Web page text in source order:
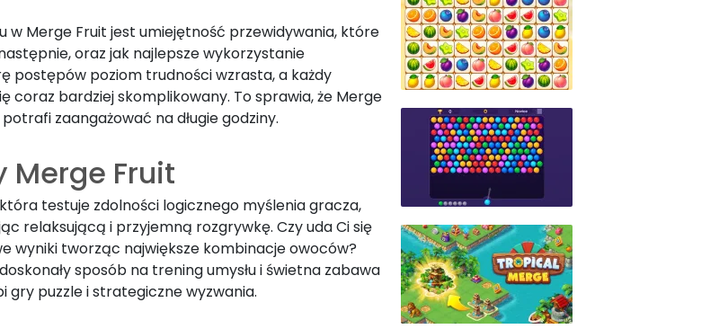
w Merge Fruit jest umiejętność przewidywania, które
oraz jak najlepsze wykorzystanie
postępów poziom trudności wzrasta, a każdy
coraz bardziej skomplikowany. To sprawia, że Merge
zaangażować na długie godziny.
Merge Fruit
testuje zdolności logicznego myślenia gracza,
relaksującą i przyjemną rozgrywkę. Czy uda Ci się
wyniki tworząc największe kombinacje owoców?
sposób na trening umysłu i świetna zabawa
gry puzzle i strategiczne wyzwania.